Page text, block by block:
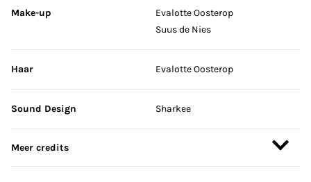
Make-up
Evalotte Oosterop
Suus de Nies
Haar Evalotte Oosterop
Sound Design Sharkee
Meer credits